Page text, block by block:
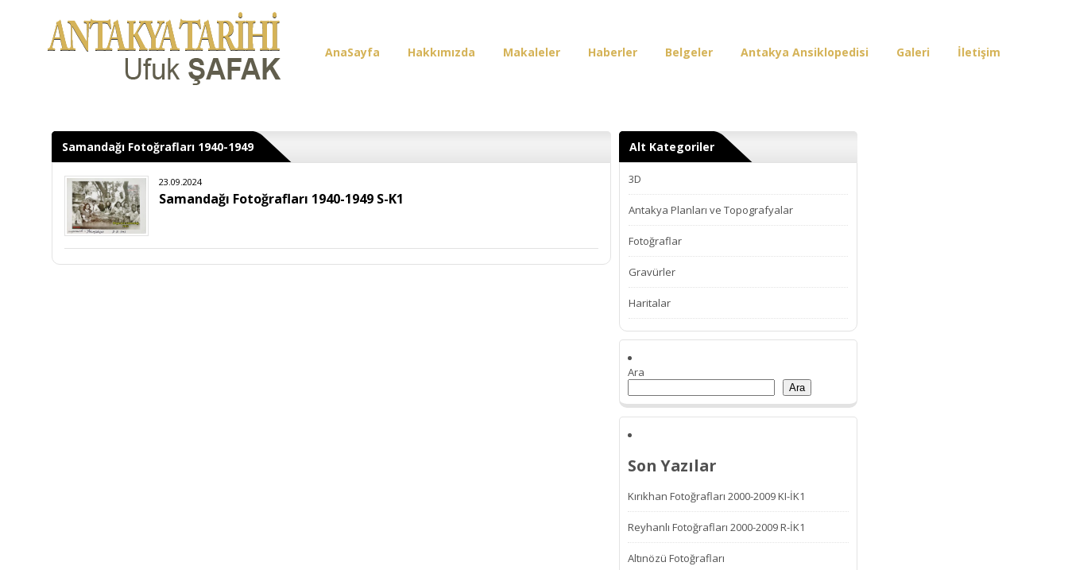
AnaSayfa Hakkımızda Makaleler Haberler Belgeler Antakya Ansiklopedisi Galeri İletişim
Samandağı Fotoğrafları 1940-1949
23.09.2024
Samandağı Fotoğrafları 1940-1949 S-K1
Alt Kategoriler
3D
Antakya Planları ve Topografyalar
Fotoğraflar
Gravürler
Haritalar
Ara
Ara
Son Yazılar
Kırıkhan Fotoğrafları 2000-2009 KI-İK1
Reyhanlı Fotoğrafları 2000-2009 R-İK1
Altınözü Fotoğrafları